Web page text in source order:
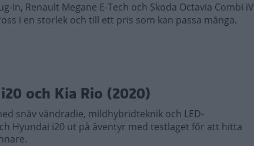
In, Renault Megane E-Tech och Skoda Octavia Combi iV
i en storlek och till ett pris som kan passa många.
och Kia Rio (2020)
snäv vändradie, mildhybridteknik och LED-
Hyundai i20 ut på äventyr med testlaget för att hitta